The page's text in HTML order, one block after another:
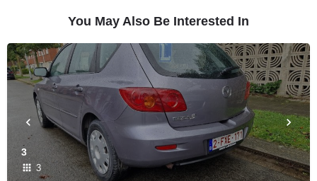
You May Also Be Interested In
3
3